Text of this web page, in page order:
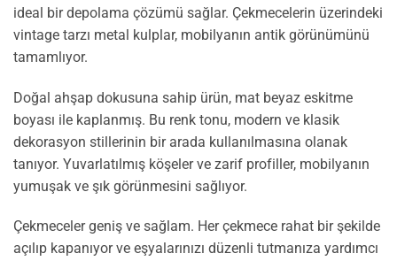
ideal bir depolama çözümü sağlar. Çekmecelerin üzerindeki
vintage tarzı metal kulplar, mobilyanın antik görünümünü
tamamlıyor.
Doğal ahşap dokusuna sahip ürün, mat beyaz eskitme
boyası ile kaplanmış. Bu renk tonu, modern ve klasik
dekorasyon stillerinin bir arada kullanılmasına olanak
tanıyor. Yuvarlatılmış köşeler ve zarif profiller, mobilyanın
yumuşak ve şık görünmesini sağlıyor.
Çekmeceler geniş ve sağlam. Her çekmece rahat bir şekilde
açılıp kapanıyor ve eşyalarınızı düzenli tutmanıza yardımcı